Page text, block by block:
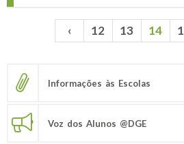
Páginas ‹ 12 13 14
Informações às Escolas
Voz dos Alunos @DGE